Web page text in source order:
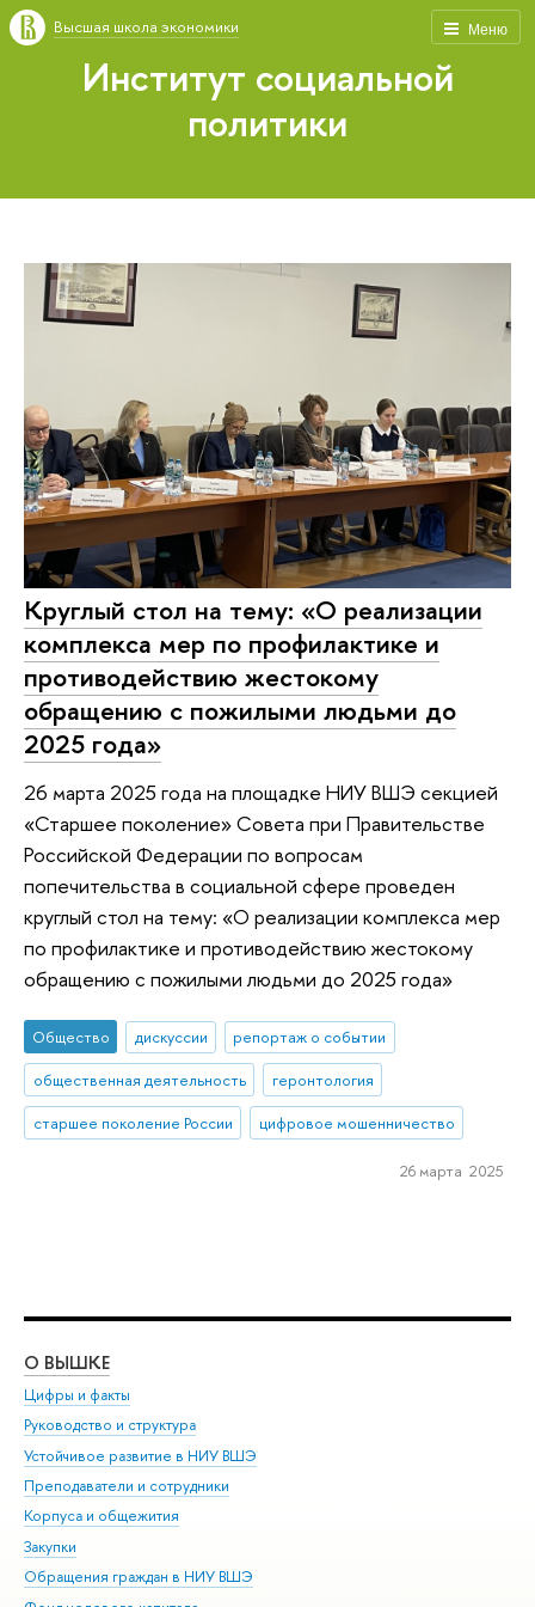
Меню
Высшая школа экономики
Институт социальной
политики
Круглый стол на тему: «О реализации
комплекса мер по профилактике и
противодействию жестокому
обращению с пожилыми людьми до
2025 года»
26 марта 2025 года на площадке НИУ ВШЭ секцией
«Старшее поколение» Совета при Правительстве
Российской Федерации по вопросам
попечительства в социальной сфере проведен
круглый стол на тему: «О реализации комплекса мер
по профилактике и противодействию жестокому
обращению с пожилыми людьми до 2025 года»
Общество дискуссии
репортаж о событии
общественная деятельность
геронтология
старшее поколение России
цифровое мошенничество
26 марта 2025
О ВЫШКЕ
Цифры и факты
Руководство и структура
Устойчивое развитие в НИУ ВШЭ
Преподаватели и сотрудники
Корпуса и общежития
Закупки
Обращения граждан в НИУ ВШЭ